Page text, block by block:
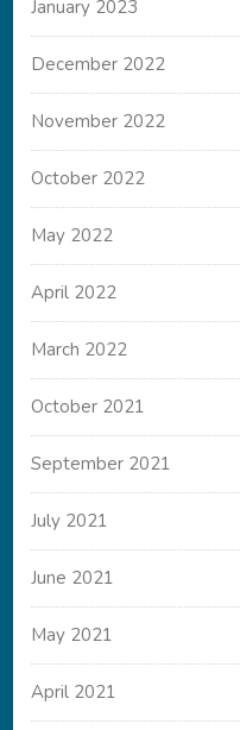
January 2023
December 2022
November 2022
October 2022
May 2022
April 2022
March 2022
October 2021
September 2021
July 2021
June 2021
May 2021
April 2021